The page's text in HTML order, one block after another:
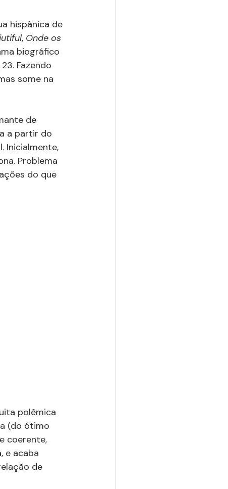
hispânica de
, Onde os
biográfico
Fazendo
some na
de
a partir do
Inicialmente,
Problema
do que
polêmica
(do ótimo
coerente,
e acaba
de